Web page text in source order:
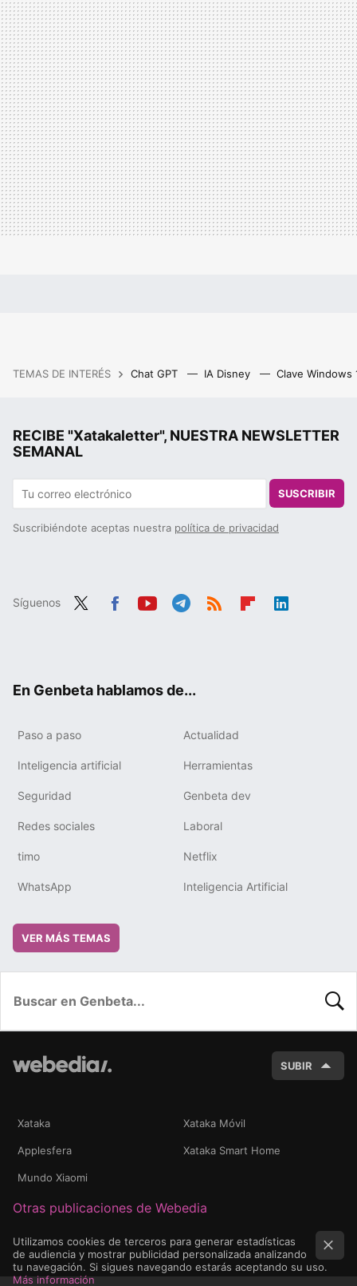
TEMAS DE INTERÉS Chat GPT IA Disney Clave Windows
RECIBE "Xatakaletter", NUESTRA NEWSLETTER
SEMANAL
SUSCRIBIR
Suscribiéndote aceptas nuestra política de privacidad
Síguenos
En Genbeta hablamos de...
Paso a paso Actualidad
Inteligencia artificial Herramientas
Seguridad Genbeta dev
Redes sociales Laboral
timo Netflix
WhatsApp Inteligencia Artificial
VER MÁS TEMAS
SUBIR
Xataka Xataka Móvil
Applesfera Xataka Smart Home
Mundo Xiaomi
Otras publicaciones de Webedia
Utilizamos cookies de terceros para generar estadísticas
de audiencia y mostrar publicidad personalizada analizando
tu navegación. Si sigues navegando estarás aceptando su uso.
Más información